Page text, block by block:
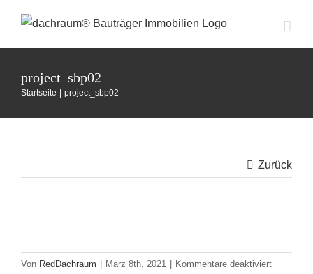
Inhalt
springen
project_sbp02
Startseite project_sbp02
Zurück
Von RedDachraum März 8th, 2021 Kommentare deaktiviertfür